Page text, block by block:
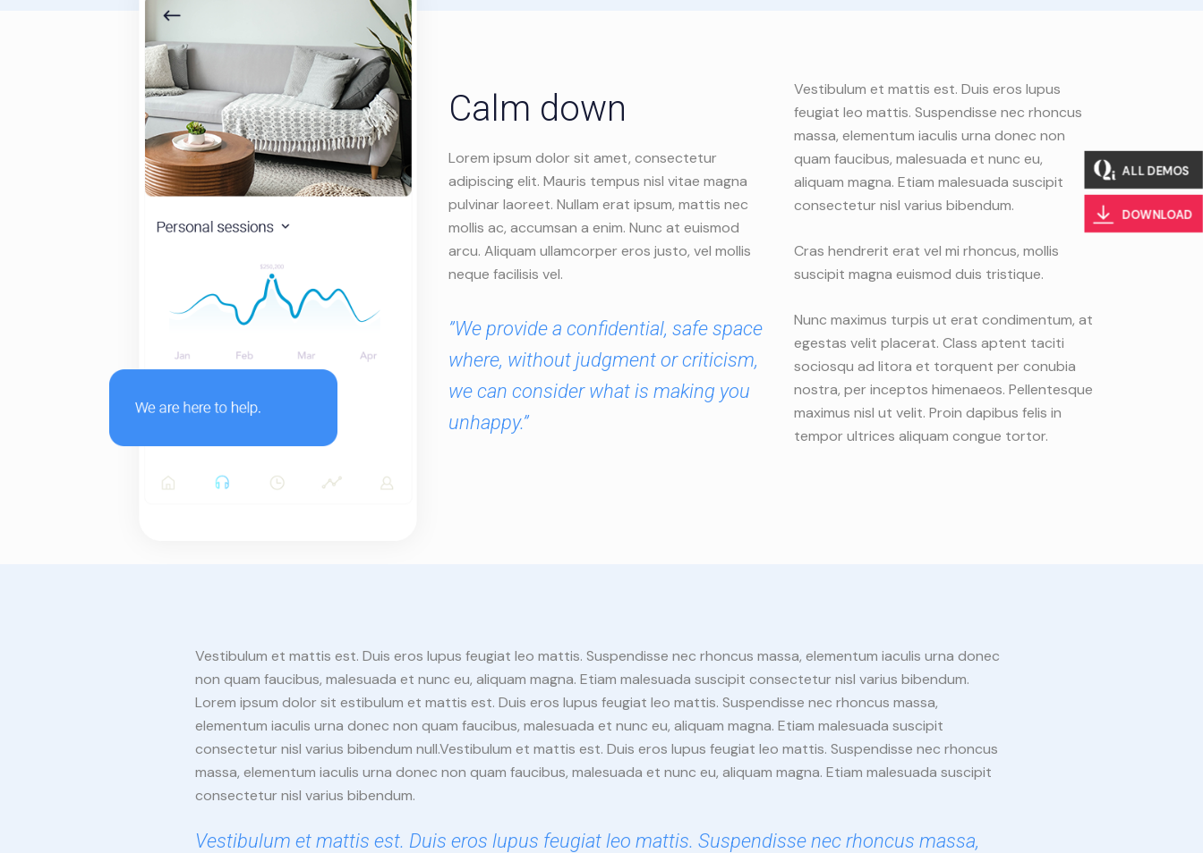
ALL DEMOS
DOWNLOAD
Calm down
Lorem ipsum dolor sit amet, consectetur
adipiscing elit. Mauris tempus nisl vitae magna
pulvinar laoreet. Nullam erat ipsum, mattis nec
mollis ac, accumsan a enim. Nunc at euismod
arcu. Aliquam ullamcorper eros justo, vel mollis
neque facilisis vel.
”We provide a confidential, safe space
where, without judgment or criticism,
we can consider what is making you
unhappy.”
Vestibulum et mattis est. Duis eros lupus
feugiat leo mattis. Suspendisse nec rhoncus
massa, elementum iaculis urna donec non
quam faucibus, malesuada et nunc eu,
aliquam magna. Etiam malesuada suscipit
consectetur nisl varius bibendum.
Cras hendrerit erat vel mi rhoncus, mollis
suscipit magna euismod duis tristique.
Nunc maximus turpis ut erat condimentum, at
egestas velit placerat. Class aptent taciti
sociosqu ad litora et torquent per conubia
nostra, per inceptos himenaeos. Pellentesque
maximus nisl ut velit. Proin dapibus felis in
tempor ultrices aliquam congue tortor.
Vestibulum et mattis est. Duis eros lupus feugiat leo mattis. Suspendisse nec rhoncus massa, elementum iaculis urna donec
non quam faucibus, malesuada et nunc eu, aliquam magna. Etiam malesuada suscipit consectetur nisl varius bibendum.
Lorem ipsum dolor sit estibulum et mattis est. Duis eros lupus feugiat leo mattis. Suspendisse nec rhoncus massa,
elementum iaculis urna donec non quam faucibus, malesuada et nunc eu, aliquam magna. Etiam malesuada suscipit
consectetur nisl varius bibendum null.Vestibulum et mattis est. Duis eros lupus feugiat leo mattis. Suspendisse nec rhoncus
massa, elementum iaculis urna donec non quam faucibus, malesuada et nunc eu, aliquam magna. Etiam malesuada suscipit
consectetur nisl varius bibendum.
Vestibulum et mattis est. Duis eros lupus feugiat leo mattis. Suspendisse nec rhoncus massa,